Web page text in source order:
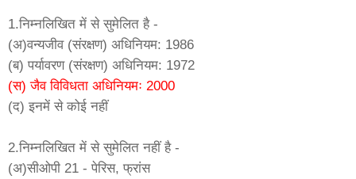
1.निम्नलिखित में से सुमेलित है -
(अ)वन्यजीव (संरक्षण) अधिनियम: 1986
(ब) पर्यावरण (संरक्षण) अधिनियम: 1972
(स) जैव विविधता अधिनियमः 2000
(द) इनमें से कोई नहीं
2.निम्नलिखित में से सुमेलित नहीं है -
(अ)सीओपी 21 - पेरिस, फ्रांस